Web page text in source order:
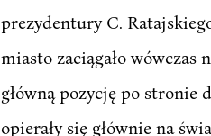
prezydentury C.
miasto zaciągało
główną pozycję po stronie
opierały się głównie na